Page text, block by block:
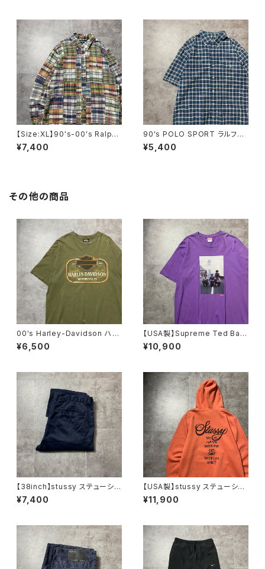
【Size:XL】90's-00's Ralph
Lauren ラルフローレン パッチ
ワーク 総柄 刺繍ロゴ ポニ
¥7,400
90's POLO SPORT ラルフロ
ーレン ポロスポーツ 刺繍ロ
ゴ 胸ポケット チェック総柄
¥5,400
その他の商品
00's Harley-Davidson ハー
レーダビッドソン 両面プリン
ト イーグル コピーライト200
¥6,500
【USA製】Supreme Ted Bafa
loukos “1970s Kids Photo
シュプリーム グラフィック フ
¥10,900
【38inch】stussy ステューシ
ー ジッパーフライ SSリン
ク 刺繍ロゴ ネイビー クロ
¥7,400
【USA製】stussy ステューシ
ー ワールドツアー バックプリ
ント オレンジ スウェット パ
¥11,900